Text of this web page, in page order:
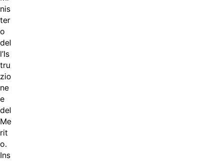
nis
ter
o
del
l’Is
tru
zio
ne
e
del
Me
rit
o.
Ins